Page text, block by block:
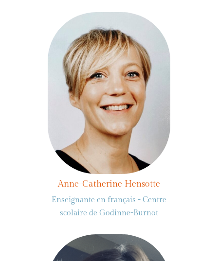
Anne-Catherine Hensotte
Enseignante en français - Centre
scolaire de Godinne-Burnot